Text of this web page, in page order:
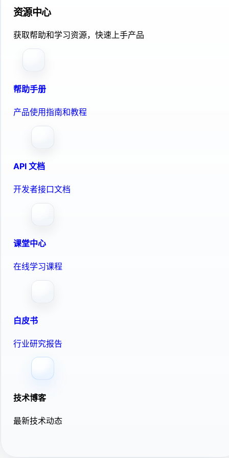
资源中心
获取帮助和学习资源，快速上手产品
帮助手册
产品使用指南和教程
API 文档
开发者接口文档
课堂中心
在线学习课程
白皮书
行业研究报告
技术博客
最新技术动态